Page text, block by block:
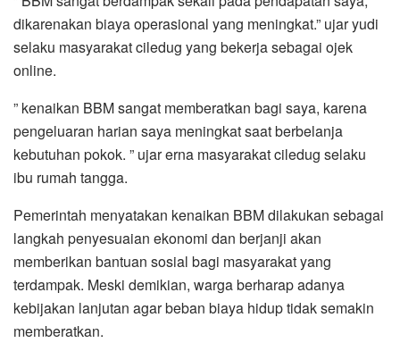
dikarenakan biaya operasional yang meningkat.” ujar yudi
selaku masyarakat ciledug yang bekerja sebagai ojek
online.
” kenaikan BBM sangat memberatkan bagi saya, karena
pengeluaran harian saya meningkat saat berbelanja
kebutuhan pokok. ” ujar erna masyarakat ciledug selaku
ibu rumah tangga.
Pemerintah menyatakan kenaikan BBM dilakukan sebagai
langkah penyesuaian ekonomi dan berjanji akan
memberikan bantuan sosial bagi masyarakat yang
terdampak. Meski demikian, warga berharap adanya
kebijakan lanjutan agar beban biaya hidup tidak semakin
memberatkan.